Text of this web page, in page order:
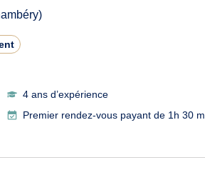
4 ans d’expérience
Premier rendez-vous payant de 1h 30